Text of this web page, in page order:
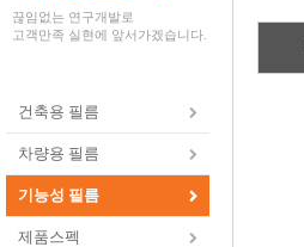
끊임없는 연구개발로
고객만족 실현에 앞서가겠습니다.
건축용 필름
차량용 필름
기능성 필름
제품스펙